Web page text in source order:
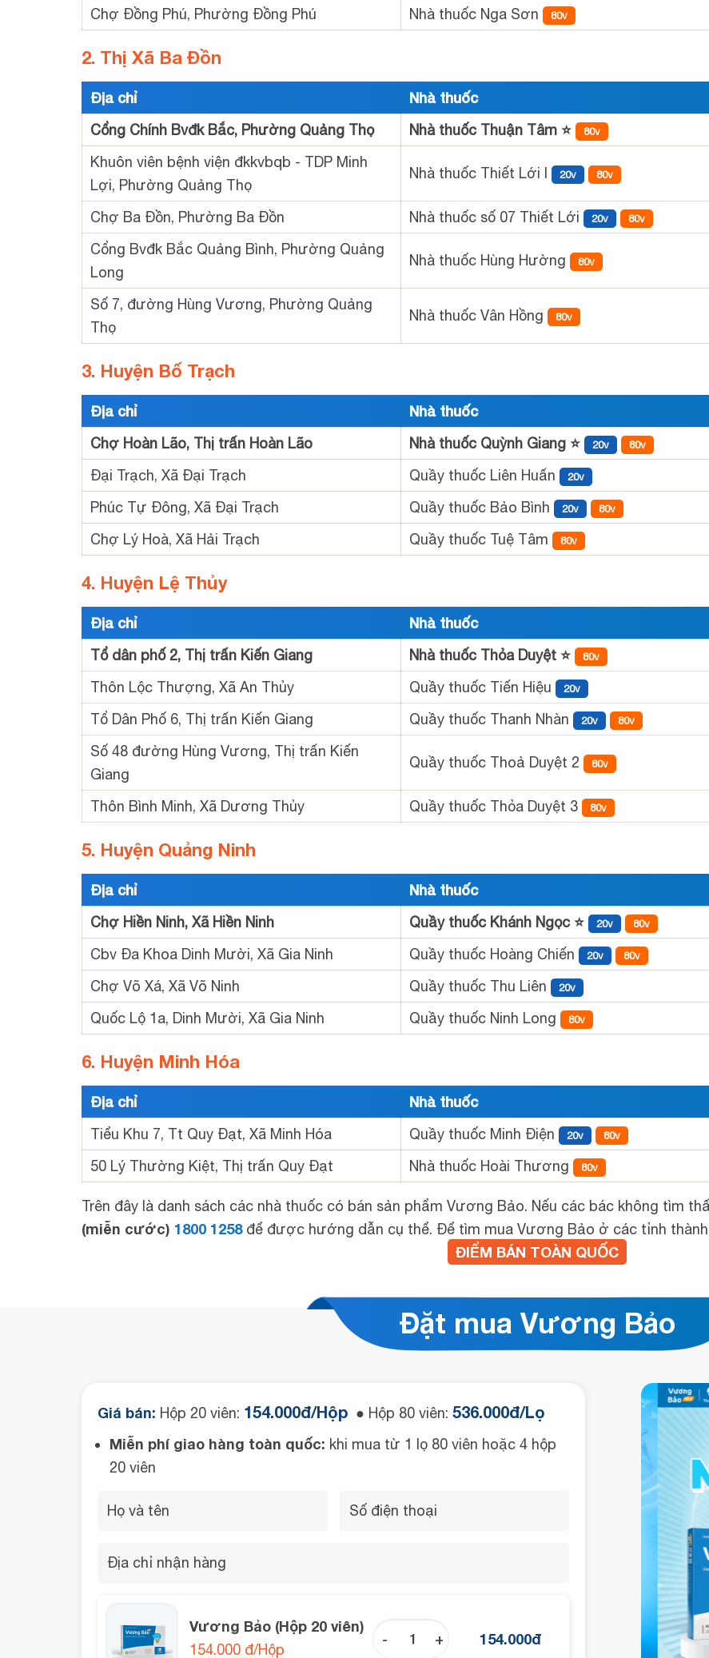
Chợ Đồng Phú, Phường Đồng Phú
Nhà thuốc Nga Sơn 80v
2. Thị Xã Ba Đồn
Địa chỉ Nhà thuốc
Cổng Chính Bvđk Bắc, Phường Quảng Thọ Nhà thuốc Thuận Tâm ⭐ 80v
Khuôn viên bệnh viện đkkvbqb - TDP Minh
Lợi, Phường Quảng Thọ
Nhà thuốc Thiết Lới I 20v 80v
Chợ Ba Đồn, Phường Ba Đồn Nhà thuốc số 07 Thiết Lới 20v 80v
Cổng Bvđk Bắc Quảng Bình, Phường Quảng
Long
Nhà thuốc Hùng Hường 80v
Số 7, đường Hùng Vương, Phường Quảng
Thọ
Nhà thuốc Vân Hồng 80v
3. Huyện Bố Trạch
Địa chỉ Nhà thuốc
Chợ Hoàn Lão, Thị trấn Hoàn Lão Nhà thuốc Quỳnh Giang ⭐ 20v 80v
Đại Trạch, Xã Đại Trạch
Quầy thuốc Liên Huấn 20v
Phúc Tự Đông, Xã Đại Trạch
Quầy thuốc Bảo Bình 20v 80v
Chợ Lý Hoà, Xã Hải Trạch
Quầy thuốc Tuệ Tâm 80v
4. Huyện Lệ Thủy
Địa chỉ Nhà thuốc
Tổ dân phố 2, Thị trấn Kiến Giang Nhà thuốc Thỏa Duyệt ⭐ 80v
Thôn Lộc Thượng, Xã An Thủy
Quầy thuốc Tiến Hiệu 20v
Tổ Dân Phố 6, Thị trấn Kiến Giang
Quầy thuốc Thanh Nhàn 20v 80v
Số 48 đường Hùng Vương, Thị trấn Kiến
Giang
Quầy thuốc Thoả Duyệt 2 80v
Thôn Bình Minh, Xã Dương Thủy Quầy thuốc Thỏa Duyệt 3 80v
5. Huyện Quảng Ninh
Địa chỉ Nhà thuốc
Chợ Hiền Ninh, Xã Hiền Ninh Quầy thuốc Khánh Ngọc ⭐ 20v 80v
Cbv Đa Khoa Dinh Mười, Xã Gia Ninh
Quầy thuốc Hoàng Chiến 20v 80v
Chợ Võ Xá, Xã Võ Ninh
Quầy thuốc Thu Liên 20v
Quốc Lộ 1a, Dinh Mười, Xã Gia Ninh
Quầy thuốc Ninh Long 80v
6. Huyện Minh Hóa
Địa chỉ Nhà thuốc
Tiểu Khu 7, Tt Quy Đạt, Xã Minh Hóa Quầy thuốc Minh Điện 20v 80v
50 Lý Thường Kiệt, Thị trấn Quy Đạt
Nhà thuốc Hoài Thương 80v
Trên đây là danh sách các nhà thuốc có bán sản phẩm Vương Bảo. Nếu các bác không tìm
(miễn cước) 1800 1258để được hướng dẫn cụ thể. Để tìm mua Vương Bảo ở các tỉnh thành
ĐIỂM BÁN TOÀN QUỐC
Đặt mua Vương Bảo
Giá bán: Hộp 20 viên: 154.000đ/Hộp ● Hộp 80 viên: 536.000đ/Lọ
Miễn phí giao hàng toàn quốc: khi mua từ 1 lọ 80 viên hoặc 4 hộp
20 viên
Vương Bảo (Hộp 20 viên)
154.000 đ/Hộp
+
- 154.000đ